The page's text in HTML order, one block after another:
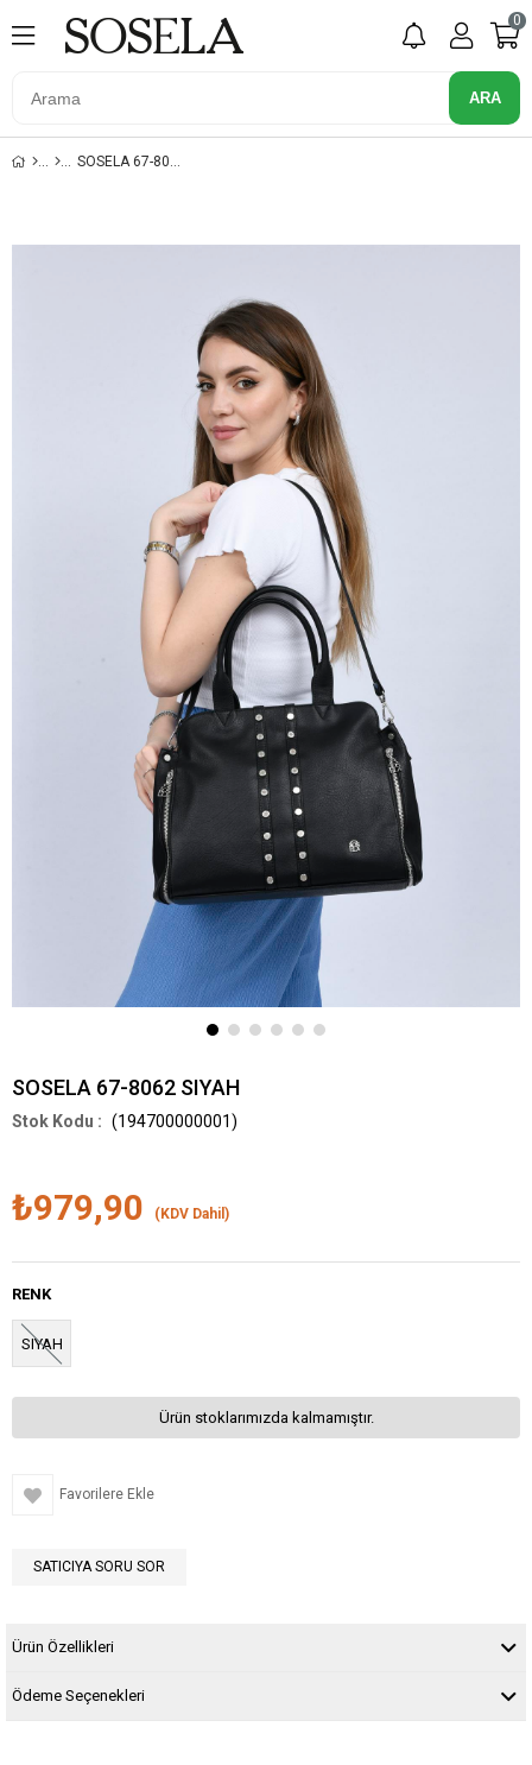
0
SOSELA 67-8062 SIYAH
SOSELA 67-8062 SIYAH
(194700000001)
₺979,90 (KDV Dahil)
RENK
SIYAH
Ürün stoklarımızda kalmamıştır.
Favorilere Ekle
SATICIYA SORU SOR
Ürün Özellikleri
Ödeme Seçenekleri